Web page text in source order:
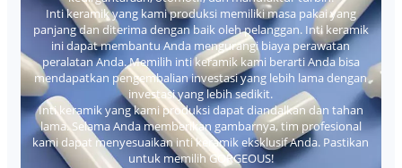
Inti keramik yang kami produksi memiliki masa pakai yang
panjang dan diterima dengan baik oleh pelanggan. Inti keramik
ini dapat membantu Anda mengurangi biaya perawatan
peralatan Anda. Memilih inti keramik kami berarti Anda bisa
mendapatkan pengembalian investasi yang lebih lama dengan
investasi yang lebih sedikit.
Inti keramik yang kami produksi dapat diandalkan dan tahan
lama. Selama Anda memberikan gambarnya, tim profesional
kami dapat menyesuaikan inti keramik eksklusif Anda. Pastikan
untuk memilih GORGEOUS!